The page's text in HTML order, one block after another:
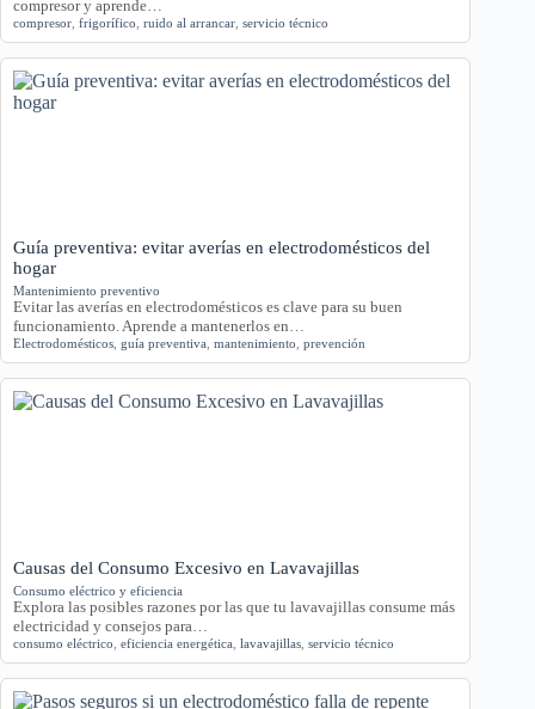
compresor y aprende…
compresor frigorífico ruido al arrancar servicio técnico
Guía preventiva: evitar averías en electrodomésticos del
hogar
Mantenimiento preventivo
Evitar las averías en electrodomésticos es clave para su buen
funcionamiento. Aprende a mantenerlos en…
Electrodomésticos guía preventiva mantenimiento prevención
Causas del Consumo Excesivo en Lavavajillas
Consumo eléctrico y eficiencia
Explora las posibles razones por las que tu lavavajillas consume más
electricidad y consejos para…
consumo eléctrico eficiencia energética lavavajillas servicio técnico